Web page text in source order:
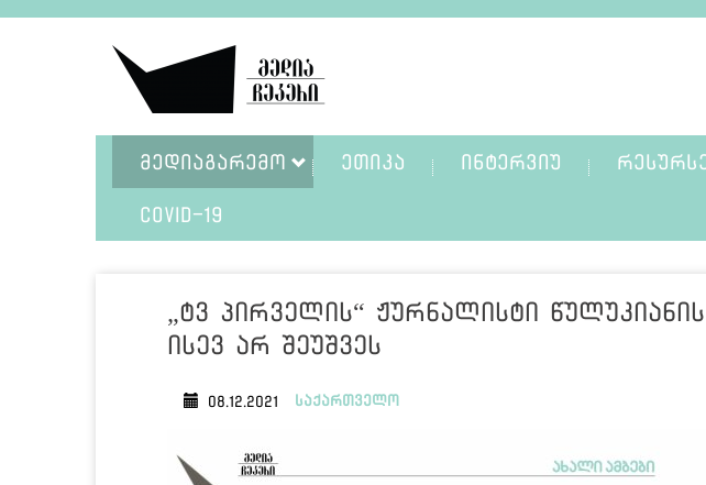
ᲛᲔᲓᲘᲐᲒᲐᲠᲔᲛᲝ ᲔᲗᲘᲙᲐ ᲘᲜᲢᲔᲠᲕᲘᲣ
COVID-19
„ტვ პირველის“ ჟურნალისტი
ისევ არ შეუშვეს
08.12.2021 საქართველო